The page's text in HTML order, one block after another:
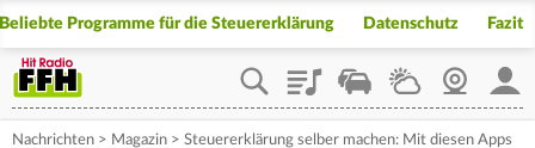
Beliebte Programme für die Steuererklärung Datenschutz Fazit
PlaylistStaupilotWetterWebcam
Nachrichten > Magazin > Steuererklärung selber machen: Mit diesen Apps